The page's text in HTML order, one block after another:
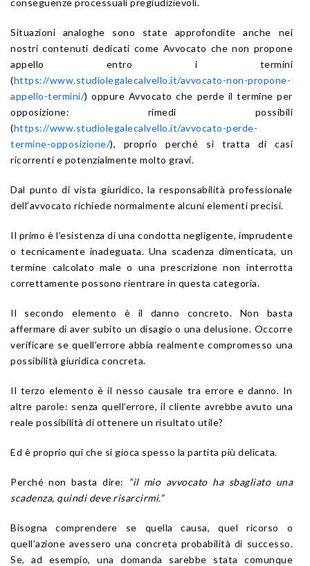
conseguenze processuali pregiudizievoli.
Situazioni analoghe sono state approfondite anche nei
nostri contenuti dedicati come Avvocato che non propone
appello entro i termini
(https://www.studiolegalecalvello.it/avvocato-non-propone-
appello-termini/) oppure Avvocato che perde il termine per
opposizione: rimedi possibili
(https://www.studiolegalecalvello.it/avvocato-perde-
termine-opposizione/), proprio perché si tratta di casi
ricorrenti e potenzialmente molto gravi.
Dal punto di vista giuridico, la responsabilità professionale
dell’avvocato richiede normalmente alcuni elementi precisi.
Il primo è l’esistenza di una condotta negligente, imprudente
o tecnicamente inadeguata. Una scadenza dimenticata, un
termine calcolato male o una prescrizione non interrotta
correttamente possono rientrare in questa categoria.
Il secondo elemento è il danno concreto. Non basta
affermare di aver subito un disagio o una delusione. Occorre
verificare se quell’errore abbia realmente compromesso una
possibilità giuridica concreta.
Il terzo elemento è il nesso causale tra errore e danno. In
altre parole: senza quell’errore, il cliente avrebbe avuto una
reale possibilità di ottenere un risultato utile?
Ed è proprio qui che si gioca spesso la partita più delicata.
Perché non basta dire:
“il mio avvocato ha sbagliato una
scadenza, quindi deve risarcirmi.”
Bisogna comprendere se quella causa, quel ricorso o
quell’azione avessero una concreta probabilità di successo.
Se, ad esempio, una domanda sarebbe stata comunque